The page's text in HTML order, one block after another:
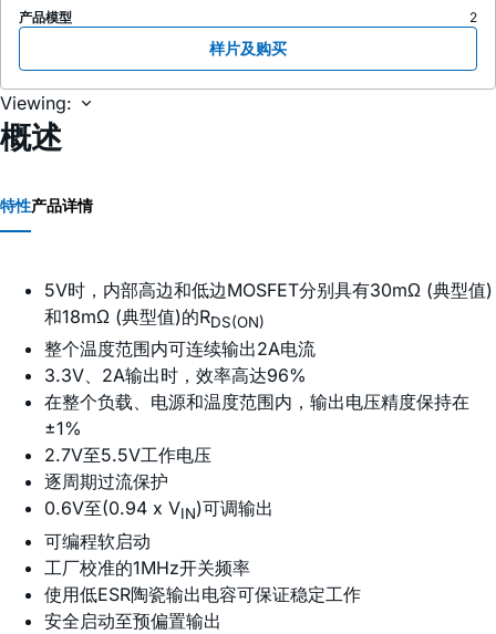
产品模型 2
样片及购买
Viewing:
概述
特性产品详情
5V时，内部高边和低边MOSFET分别具有30mΩ (典型值)
和18mΩ (典型值)的RDS(ON)
整个温度范围内可连续输出2A电流
3.3V、2A输出时，效率高达96%
在整个负载、电源和温度范围内，输出电压精度保持在
±1%
2.7V至5.5V工作电压
逐周期过流保护
0.6V至(0.94 x VIN)可调输出
可编程软启动
工厂校准的1MHz开关频率
使用低ESR陶瓷输出电容可保证稳定工作
安全启动至预偏置输出